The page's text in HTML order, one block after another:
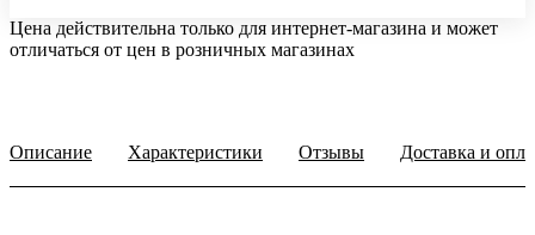
Цена действительна только для интернет-магазина и может
отличаться от цен в розничных магазинах
Описание Характеристики Отзывы Доставка и